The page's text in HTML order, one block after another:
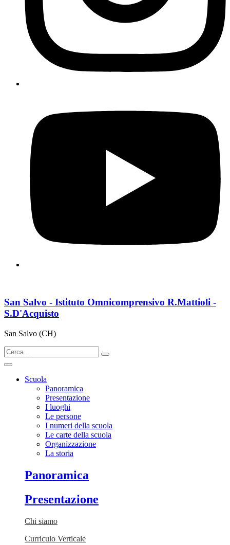
San Salvo - Istituto Omnicomprensivo R.Mattioli -
S.D'Acquisto
San Salvo (CH)
Scuola
Panoramica
Presentazione
I luoghi
Le persone
I numeri della scuola
Le carte della scuola
Organizzazione
La storia
Panoramica
Presentazione
Chi siamo
Curriculo Verticale